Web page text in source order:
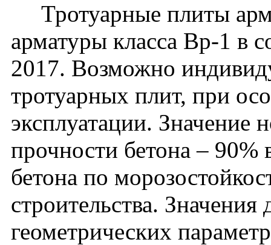
Тротуарные плиты
арматуры класса Вр-1 в
2017. Возможно
тротуарных плит, при
эксплуатации. Значение
прочности бетона – 90%
бетона по
строительства.
геометрических